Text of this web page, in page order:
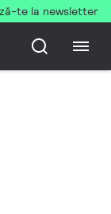
te la newsletter